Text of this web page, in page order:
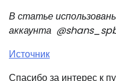
В статье
аккаунта
Источник
Спасибо за интерес к